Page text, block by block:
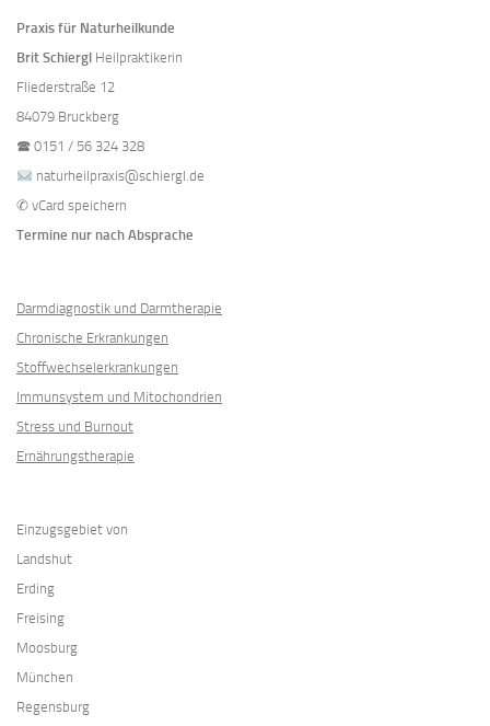
Praxis für Naturheilkunde
Brit Schiergl Heilpraktikerin
Fliederstraße 12
84079 Bruckberg
🕿 0151 / 56 324 328
naturheilpraxis@schiergl.de
✆ vCard speichern
Termine nur nach Absprache
Darmdiagnostik und Darmtherapie
Chronische Erkrankungen
Stoffwechselerkrankungen
Immunsystem und Mitochondrien
Stress und Burnout
Ernährungstherapie
Einzugsgebiet von
Landshut
Erding
Freising
Moosburg
München
Regensburg